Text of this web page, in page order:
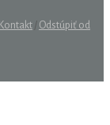
Kontakt / Odstúpiť od